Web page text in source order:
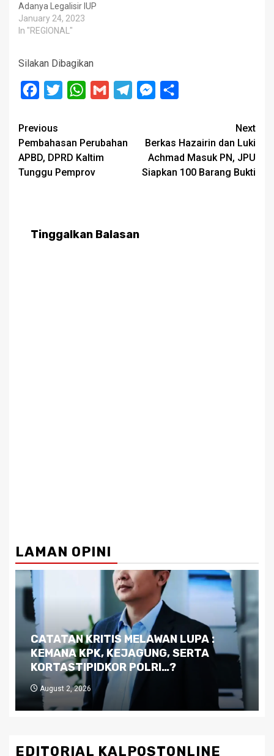
Adanya Legalisir IUP
January 24, 2023
In "REGIONAL"
Silakan Dibagikan
Facebook
Twitter WhatsApp
Gmail TelegramMessenger
Post
navigation
Previous
Pembahasan Perubahan
APBD, DPRD Kaltim
Tunggu Pemprov
Next
Berkas Hazairin dan Luki
Achmad Masuk PN, JPU
Siapkan 100 Barang Bukti
Tinggalkan Balasan
LAMAN OPINI
Dilema Kaltim di Tengah Krisis:
Kutukan Sumber Daya Alam dan
Pemimpin yang Tak Kreatif
July 29, 2026
EDITORIAL KALPOSTONLINE